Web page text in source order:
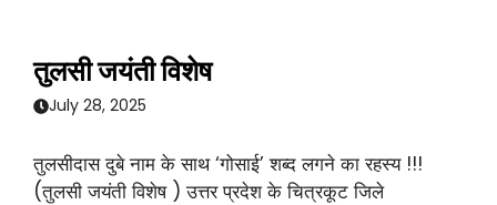
तुलसी जयंती विशेष
July 28, 2025
तुलसीदास दुबे नाम के साथ ‘गोसाई’ शब्द लगने का रहस्य !!!
(तुलसी जयंती विशेष ) उत्तर प्रदेश के चित्रकूट जिले